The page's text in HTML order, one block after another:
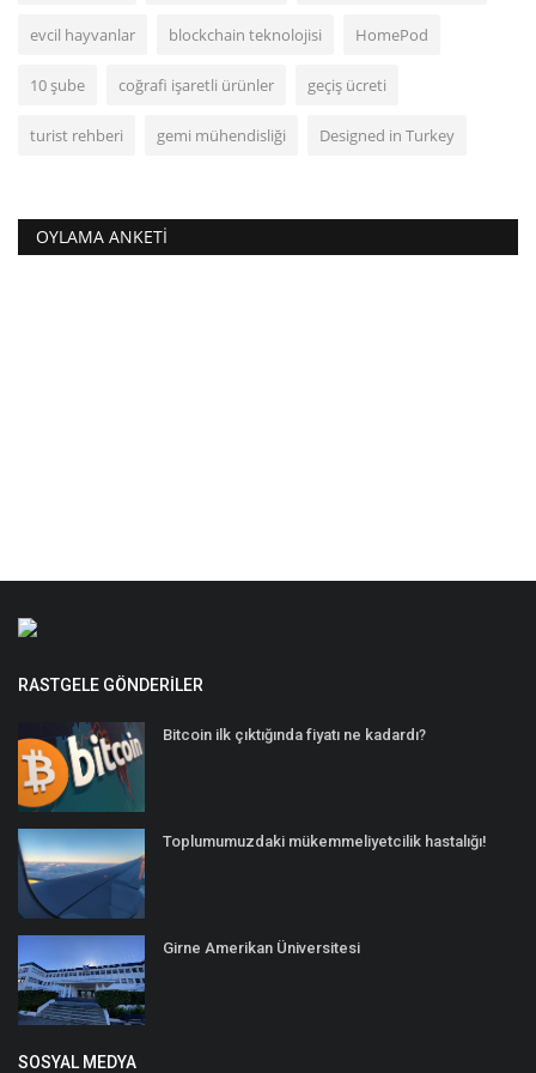
evcil hayvanlar blockchain teknolojisi HomePod
10 şube coğrafi işaretli ürünler geçiş ücreti
turist rehberi gemi mühendisliği Designed in Turkey
OYLAMA ANKETI
RASTGELE GÖNDERILER
Bitcoin ilk çıktığında fiyatı ne kadardı?
Toplumumuzdaki mükemmeliyetcilik hastalığı!
Girne Amerikan Üniversitesi
SOSYAL MEDYA